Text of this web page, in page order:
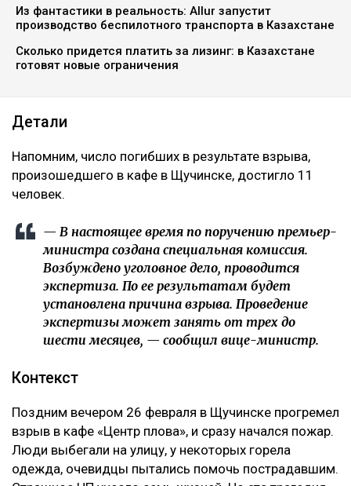
Из фантастики в реальность: Allur запустит
производство беспилотного транспорта в Казахстане
Сколько придется платить за лизинг: в Казахстане
готовят новые ограничения
Детали
Напомним, число погибших в результате взрыва,
произошедшего в кафе в Щучинске, достигло 11
человек.
— В настоящее время по поручению премьер-
министра создана специальная комиссия.
Возбуждено уголовное дело, проводится
экспертиза. По ее результатам будет
установлена причина взрыва. Проведение
экспертизы может занять от трех до
шести месяцев, — сообщил вице-министр.
Контекст
Поздним вечером 26 февраля в Щучинске прогремел
взрыв в кафе «Центр плова», и сразу начался пожар.
Люди выбегали на улицу, у некоторых горела
одежда, очевидцы пытались помочь пострадавшим.